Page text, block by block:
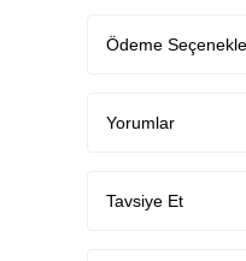
Ödeme
Yorumlar
Tavsiye Et